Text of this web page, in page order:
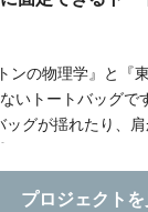
ンの物理学』と『
いトートバッグで
グが揺れたり、
やすくなり、肩か
の浸水を防止する
プロジェクトを